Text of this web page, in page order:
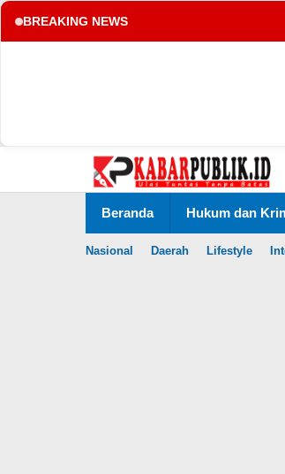
BREAKING NEWS
konten
Beranda Hukum dan
Nasional Daerah Lifestyle